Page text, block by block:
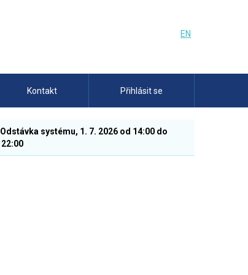
EN
Kontakt Přihlásit se
Odstávka systému, 1. 7. 2026 od 14:00 do
22:00